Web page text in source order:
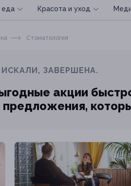
еда Красота и уход
Стоматология
ЗАВЕРШЕНА.
акции